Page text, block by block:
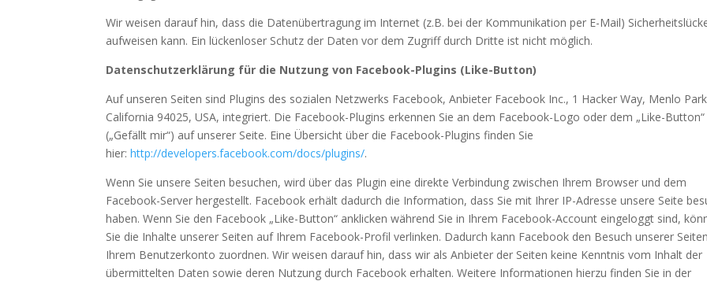
Wir weisen darauf hin, dass die Datenübertragung im Internet (z.B. bei der Kommunikation per E-Mail)
aufweisen kann. Ein lückenloser Schutz der Daten vor dem Zugriff durch Dritte ist nicht möglich.
Datenschutzerklärung für die Nutzung von Facebook-Plugins (Like-Button)
Auf unseren Seiten sind Plugins des sozialen Netzwerks Facebook, Anbieter Facebook Inc., 1 Hacker Way, Menlo
California 94025, USA, integriert. Die Facebook-Plugins erkennen Sie an dem Facebook-Logo oder dem „Like-Button“
(„Gefällt mir“) auf unserer Seite. Eine Übersicht über die Facebook-Plugins finden Sie
hier:http://developers.facebook.com/docs/plugins/.
Wenn Sie unsere Seiten besuchen, wird über das Plugin eine direkte Verbindung zwischen Ihrem Browser und dem
Facebook-Server hergestellt. Facebook erhält dadurch die Information, dass Sie mit Ihrer IP-Adresse unsere Seite
haben. Wenn Sie den Facebook „Like-Button“ anklicken während Sie in Ihrem Facebook-Account eingeloggt sind,
Sie die Inhalte unserer Seiten auf Ihrem Facebook-Profil verlinken. Dadurch kann Facebook den Besuch unserer Seiten
Ihrem Benutzerkonto zuordnen. Wir weisen darauf hin, dass wir als Anbieter der Seiten keine Kenntnis vom Inhalt der
übermittelten Daten sowie deren Nutzung durch Facebook erhalten. Weitere Informationen hierzu finden Sie in der